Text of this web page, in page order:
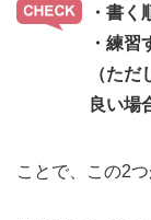
・書く
・練習
（た
良い場
ことで、この2